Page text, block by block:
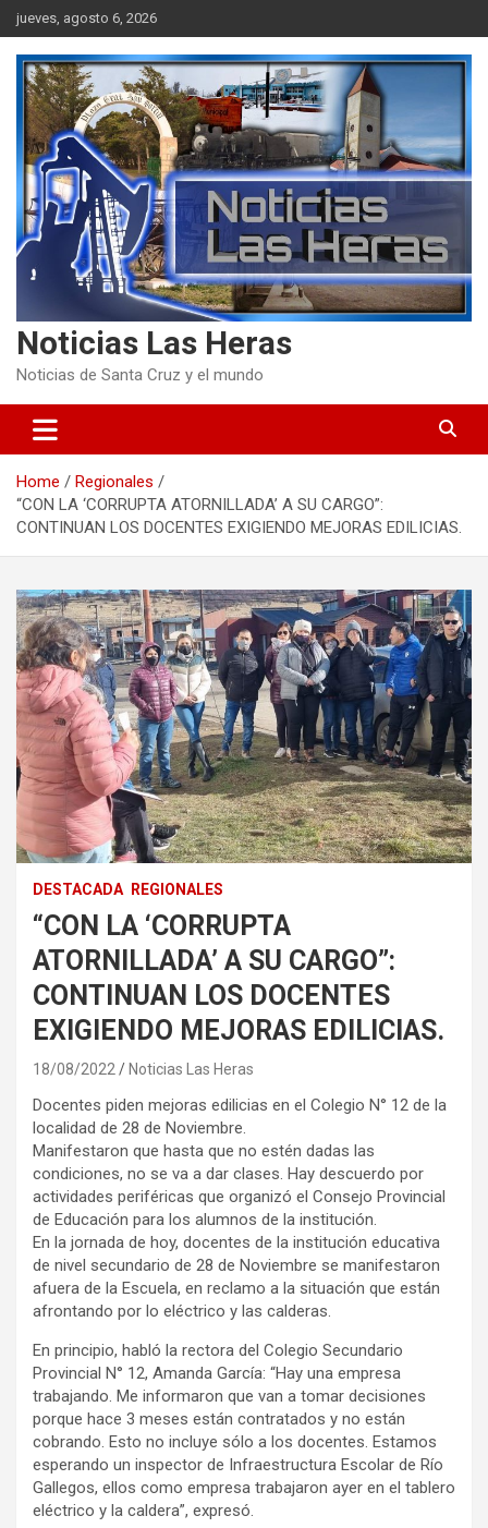
Skip
to
content
jueves, agosto 6, 2026
Noticias Las Heras
Noticias de Santa Cruz y el mundo
Home
Regionales
“CON LA ‘CORRUPTA ATORNILLADA’ A SU CARGO”:
CONTINUAN LOS DOCENTES EXIGIENDO MEJORAS EDILICIAS.
DESTACADA REGIONALES
“CON LA ‘CORRUPTA
ATORNILLADA’ A SU CARGO”:
CONTINUAN LOS DOCENTES
EXIGIENDO MEJORAS EDILICIAS.
18/08/2022 Noticias Las Heras
Docentes piden mejoras edilicias en el Colegio N° 12 de la
localidad de 28 de Noviembre.
Manifestaron que hasta que no estén dadas las
condiciones, no se va a dar clases. Hay descuerdo por
actividades periféricas que organizó el Consejo Provincial
de Educación para los alumnos de la institución.
En la jornada de hoy, docentes de la institución educativa
de nivel secundario de 28 de Noviembre se manifestaron
afuera de la Escuela, en reclamo a la situación que están
afrontando por lo eléctrico y las calderas.
En principio, habló la rectora del Colegio Secundario
Provincial N° 12, Amanda García: “Hay una empresa
trabajando. Me informaron que van a tomar decisiones
porque hace 3 meses están contratados y no están
cobrando. Esto no incluye sólo a los docentes. Estamos
esperando un inspector de Infraestructura Escolar de Río
Gallegos, ellos como empresa trabajaron ayer en el tablero
eléctrico y la caldera”, expresó.